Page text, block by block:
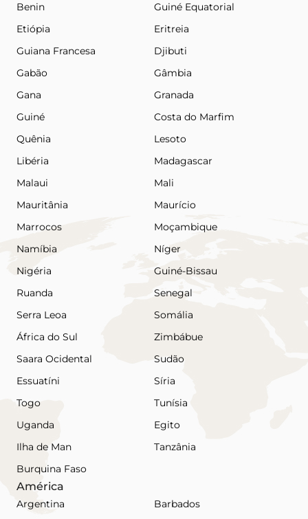
Benin
Guiné Equatorial
Etiópia
Eritreia
Guiana Francesa
Djibuti
Gabão
Gâmbia
Gana
Granada
Guiné
Costa do Marfim
Quênia
Lesoto
Libéria
Madagascar
Malaui
Mali
Mauritânia
Maurício
Marrocos
Moçambique
Namíbia
Níger
Nigéria
Guiné-Bissau
Ruanda
Senegal
Serra Leoa
Somália
África do Sul
Zimbábue
Saara Ocidental
Sudão
Essuatíni
Síria
Togo
Tunísia
Uganda
Egito
Ilha de Man
Tanzânia
Burquina Faso
América
Argentina
Barbados